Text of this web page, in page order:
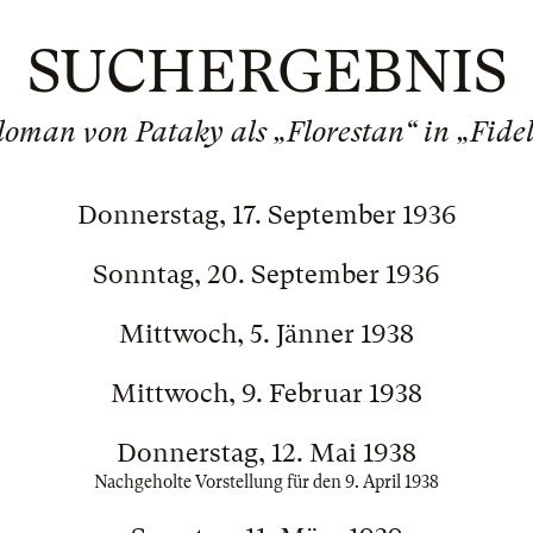
SUCHERGEBNIS
von Pataky als „Florestan“ in
Donnerstag, 17. September 1936
Sonntag, 20. September 1936
Mittwoch, 5. Jänner 1938
Mittwoch, 9. Februar 1938
Donnerstag, 12. Mai 1938
Nachgeholte Vorstellung für den 9. April 1938